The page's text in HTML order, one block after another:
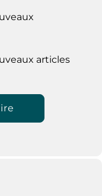
articles